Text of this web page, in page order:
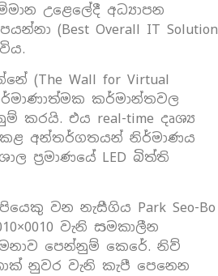
උළෙලේදී අධ්‍යාපන
(Best Overall IT Solution
Wall for Virtual
කර්මාන්තවල
එය real-time දෘශ්‍ය
අන්තර්ගතයන් නිර්මාණය
ප‍්‍රමාණයේ LED බිත්ති
වන නැසීගිය Park Seo-Bo
වැනි සමකාලීන
පෙන්නුම් කෙරේ. නිව්
නුවර වැනි කැපී පෙනෙන